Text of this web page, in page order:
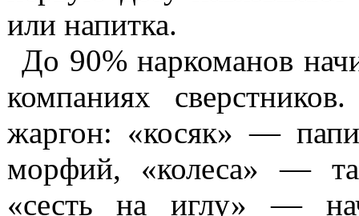
или напитка.
До 90% наркоманов
компаниях
жаргон: «косяк» —
морфий, «коле­са» —
«сесть на иглу» —